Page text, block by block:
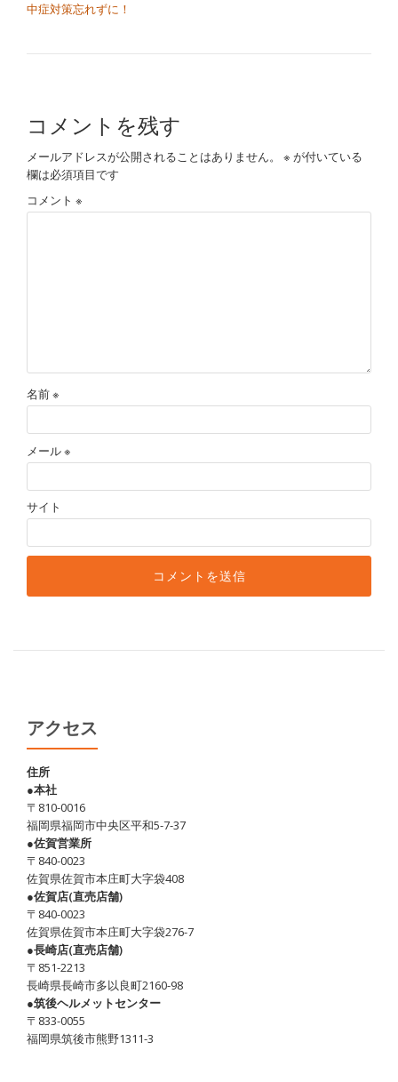
中症対策忘れずに！
コメントを残す
メールアドレスが公開されることはありません。 ※ が付いている
欄は必須項目です
コメント ※
名前※
メール※
サイト
アクセス
住所
●本社
〒810-0016
福岡県福岡市中央区平和5-7-37
●佐賀営業所
〒840-0023
佐賀県佐賀市本庄町大字袋408
●佐賀店(直売店舗)
〒840-0023
佐賀県佐賀市本庄町大字袋276-7
●長崎店(直売店舗)
〒851-2213
長崎県長崎市多以良町2160-98
●筑後ヘルメットセンター
〒833-0055
福岡県筑後市熊野1311-3